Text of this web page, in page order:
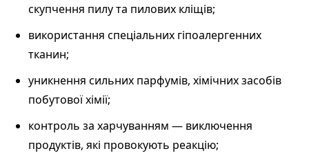
скупчення пилу та пилових кліщів;
використання спеціальних гіпоалергенних
тканин;
уникнення сильних парфумів, хімічних засобів
побутової хімії;
контроль за харчуванням — виключення
продуктів, які провокують реакцію;